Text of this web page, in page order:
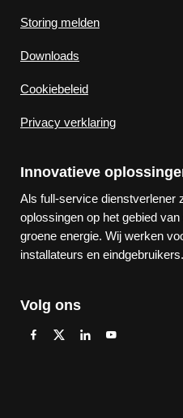
Storing melden
Downloads
Cookiebeleid
Privacy verklaring
Innovatieve
Als full-service dienstverlener
oplossingen op het gebied
groene energie. Wij werken
installateurs en eindgebruikers.
Volg ons